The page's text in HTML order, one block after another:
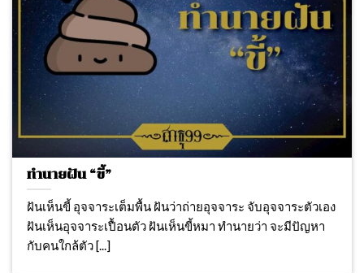
ทำนายฝัน “ขี้”
ฝันเห็นขี้ อุจจาระเต็มพื้น ฝันว่าถ่ายอุจจาระ จับอุจจาระตัวเอง
ฝันเห็นอุจจาระเปื้อนตัว ฝันเห็นขี้หมา ทำนายว่า จะมีปัญหา
กับคนใกล้ตัว [...]